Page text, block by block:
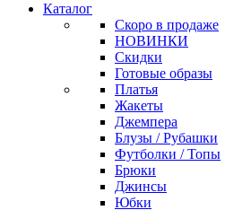
Каталог
Скоро в продаже
НОВИНКИ
Скидки
Готовые образы
Платья
Жакеты
Джемпера
Блузы / Рубашки
Футболки / Топы
Брюки
Джинсы
Юбки